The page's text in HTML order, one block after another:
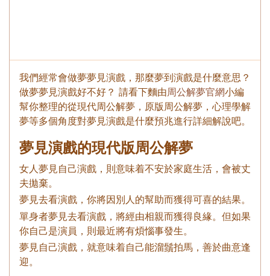
我們經常會做夢夢見演戲，那麼夢到演戲是什麼意思？
做夢夢見演戲好不好？ 請看下麵由周公解夢官網小編
幫你整理的從現代周公解夢，原版周公解夢，心理學解
夢等多個角度對夢見演戲是什麼預兆進行詳細解說吧。
夢見演戲的現代版周公解夢
女人夢見自己演戲，則意味着不安於家庭生活，會被丈
夫拋棄。
夢見去看演戲，你將因別人的幫助而獲得可喜的結果。
單身者夢見去看演戲，將經由相親而獲得良緣。但如果
你自己是演員，則最近將有煩惱事發生。
夢見自己演戲，就意味着自己能溜鬚拍馬，善於曲意逢
迎。